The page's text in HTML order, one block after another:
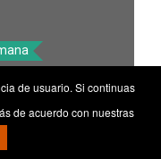
de usuario. Si continuas
de acuerdo con nuestras